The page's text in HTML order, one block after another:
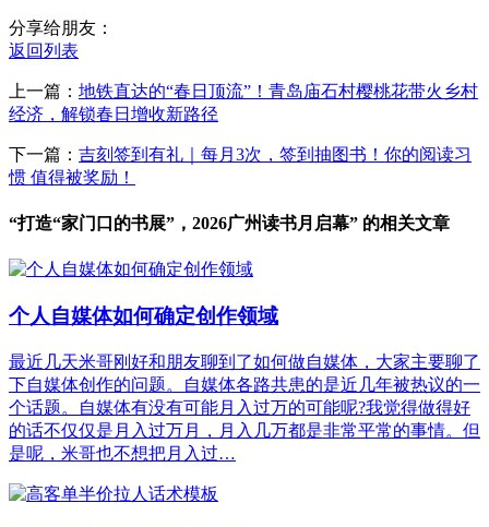
分享给朋友：
返回列表
上一篇： 地铁直达的“春日顶流”！青岛庙石村樱桃花带火乡村
经济，解锁春日增收新路径
下一篇： 吉刻签到有礼｜每月3次，签到抽图书！你的阅读习
惯 值得被奖励！
“打造“家门口的书展”，2026广州读书月启幕” 的相关文章
个人自媒体如何确定创作领域
最近几天米哥刚好和朋友聊到了如何做自媒体，大家主要聊了
下自媒体创作的问题。自媒体各路共患的是近几年被热议的一
个话题。自媒体有没有可能月入过万的可能呢?我觉得做得好
的话不仅仅是月入过万月，月入几万都是非常平常的事情。但
是呢，米哥也不想把月入过…